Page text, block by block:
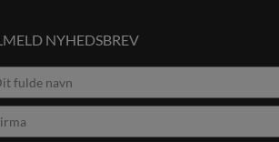
NYHEDSBREV